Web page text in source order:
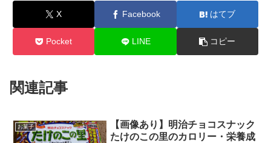
X Facebook はてブ
Pocket LINE コピー
関連記事
お菓子
【画像あり】明治チョコスナック
たけのこの里のカロリー・栄養成